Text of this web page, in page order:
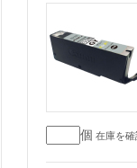
個 在庫を確